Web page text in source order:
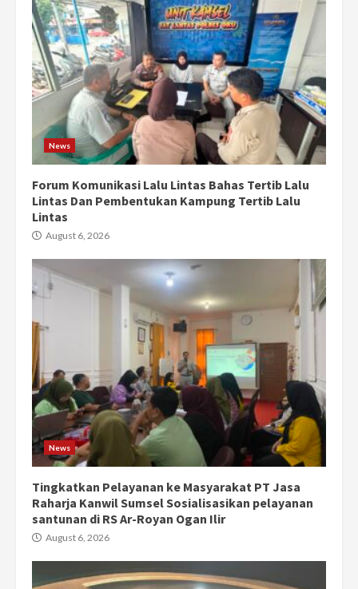
News
Forum Komunikasi Lalu Lintas Bahas Tertib Lalu
Lintas Dan Pembentukan Kampung Tertib Lalu
Lintas
August 6, 2026
News
Tingkatkan Pelayanan ke Masyarakat PT Jasa
Raharja Kanwil Sumsel Sosialisasikan pelayanan
santunan di RS Ar-Royan Ogan Ilir
August 6, 2026